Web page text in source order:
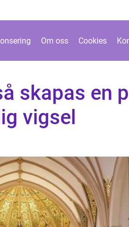
Om oss Cookies
skapas en
vigsel